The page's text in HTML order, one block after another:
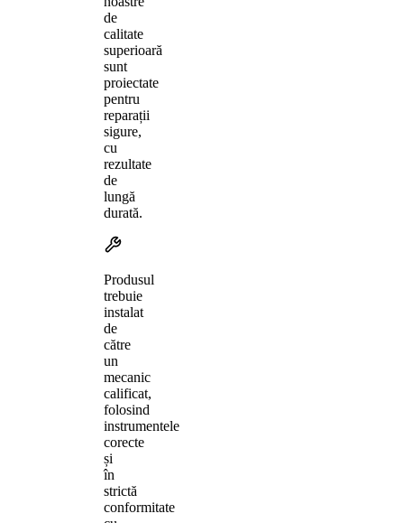
de
calitate
superioară
sunt
proiectate
pentru
reparații
sigure,
cu
rezultate
de
lungă
durată.
Produsul
trebuie
instalat
de
către
un
mecanic
calificat,
folosind
instrumentele
corecte
și
în
strictă
conformitate